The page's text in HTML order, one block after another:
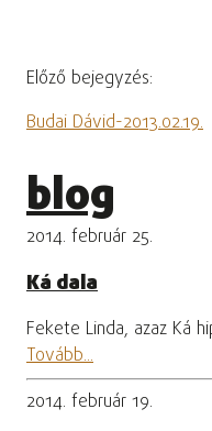
Előző bejegyzés:
Budai Dávid-2013.02.19.
blog
2014. február 25.
Ká dala
Fekete Linda, azaz Ká
Tovább...
2014. február 19.